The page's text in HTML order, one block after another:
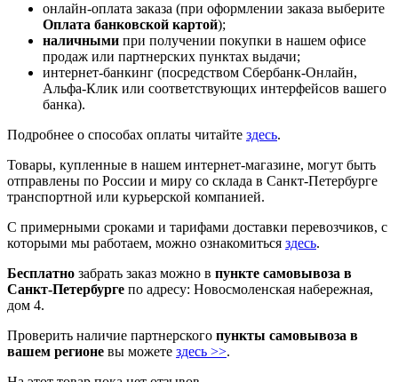
онлайн-оплата заказа (при оформлении заказа выберите
Оплата банковской картой);
наличными при получении покупки в нашем офисе
продаж или партнерских пунктах выдачи;
интернет-банкинг (посредством Сбербанк-Онлайн,
Альфа-Клик или соответствующих интерфейсов вашего
банка).
Подробнее о способах оплаты читайте здесь.
Товары, купленные в нашем интернет-магазине, могут быть
отправлены по России и миру со склада в Санкт-Петербурге
транспортной или курьерской компанией.
С примерными сроками и тарифами доставки перевозчиков, с
которыми мы работаем, можно ознакомиться здесь.
Бесплатно забрать заказ можно в пункте самовывоза в
Санкт-Петербурге по адресу: Новосмоленская набережная,
дом 4.
Проверить наличие партнерского пункты самовывоза в
вашем регионе вы можете здесь >>.